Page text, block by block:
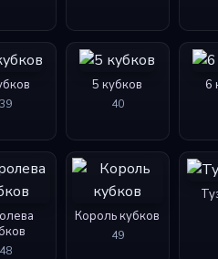
39
5 кубков
40
6
48
Король кубков
49